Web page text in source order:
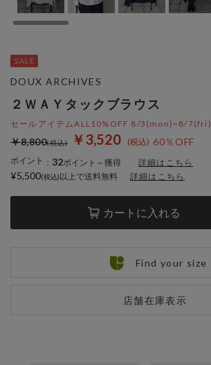
２ＷＡＹタックブラウス
セールアイテムALL10%OFF 8/3(mon)~8/7(fri)
￥3,520 60％OFF
￥8,800
ポイント ： 32ポイント～獲得 詳細はこちら
カートに入れる
店舗在庫表示
DOUX ARCHIVES
¥5,500 以上で送料無料 詳細はこちら
Find your size